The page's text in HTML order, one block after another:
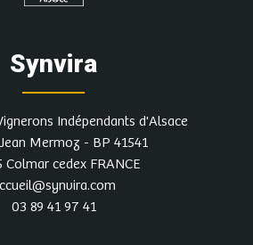
Synvira
Indépendants d'Alsace
Mermoz - BP 41541
Colmar cedex FRANCE
03 89 41 97 41